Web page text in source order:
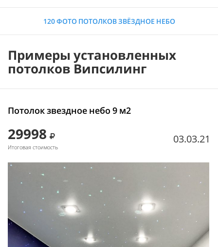
120 ФОТО ПОТОЛКОВ ЗВЁЗДНОЕ НЕБО
Примеры установленных
потолков Випсилинг
Потолок звездное небо 9 м2
29998
Итоговая стоимость
03.03.21